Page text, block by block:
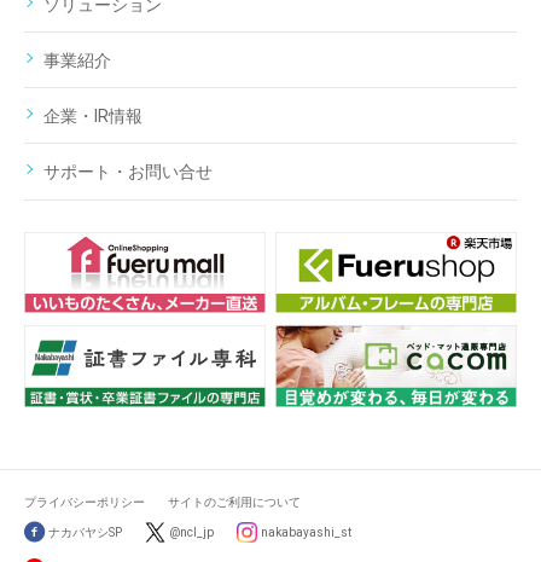
ソリューション
事業紹介
企業・IR情報
サポート・お問い合せ
プライバシーポリシー サイトのご利用について
ナカバヤシSP @ncl_jp nakabayashi_st